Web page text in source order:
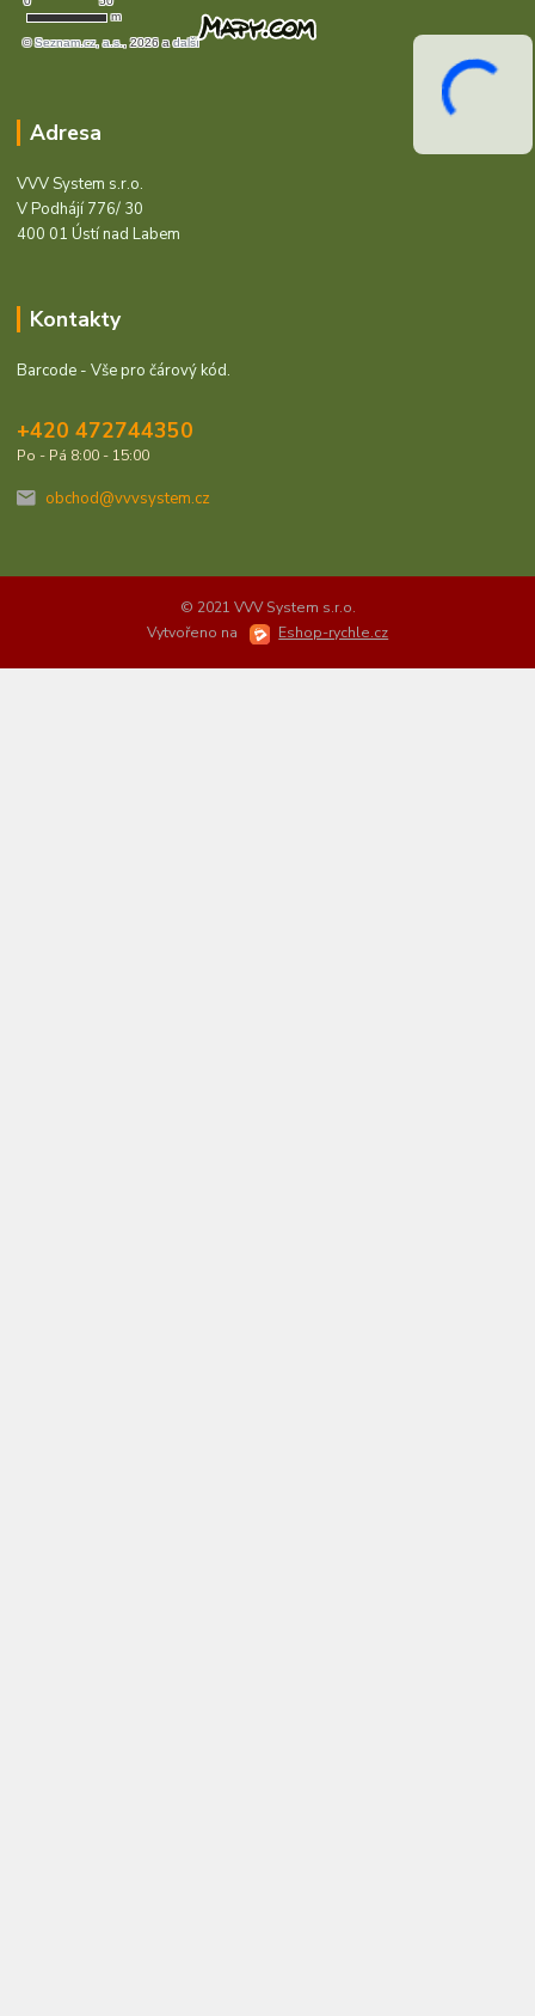
Adresa
VVV System s.r.o.
V Podhájí 776/ 30
400 01 Ústí nad Labem
Kontakty
Barcode - Vše pro čárový kód.
+420 472744350
Po - Pá 8:00 - 15:00
obchod@vvvsystem.cz
© 2021 VVV System s.r.o.
Vytvořeno na
Eshop-rychle.cz